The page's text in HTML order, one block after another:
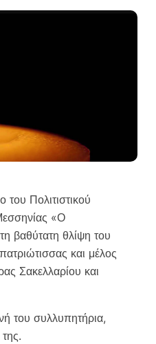
του Πολιτιστικού
«Ο
βαθύτατη θλίψη του
και μέλος
Σακελλαρίου και
του συλλυπητήρια,